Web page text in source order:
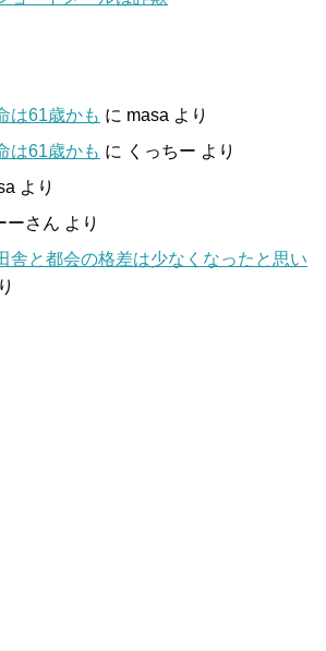
は61歳かも に masa より
は61歳かも に くっちー より
より
ーさん より
舎と都会の格差は少なくなったと思い